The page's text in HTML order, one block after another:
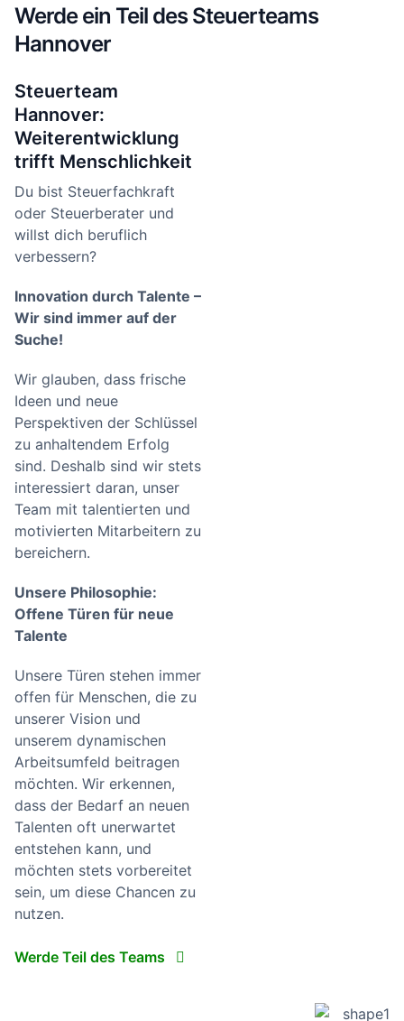
Werde ein Teil des Steuerteams
Hannover
Steuerteam
Hannover:
Weiterentwicklung
trifft Menschlichkeit
Du bist Steuerfachkraft
oder Steuerberater und
willst dich beruflich
verbessern?
Innovation durch Talente –
Wir sind immer auf der
Suche!
Wir glauben, dass frische
Ideen und neue
Perspektiven der Schlüssel
zu anhaltendem Erfolg
sind. Deshalb sind wir stets
interessiert daran, unser
Team mit talentierten und
motivierten Mitarbeitern zu
bereichern.
Unsere Philosophie:
Offene Türen für neue
Talente
Unsere Türen stehen immer
offen für Menschen, die zu
unserer Vision und
unserem dynamischen
Arbeitsumfeld beitragen
möchten. Wir erkennen,
dass der Bedarf an neuen
Talenten oft unerwartet
entstehen kann, und
möchten stets vorbereitet
sein, um diese Chancen zu
nutzen.
Werde Teil des Teams